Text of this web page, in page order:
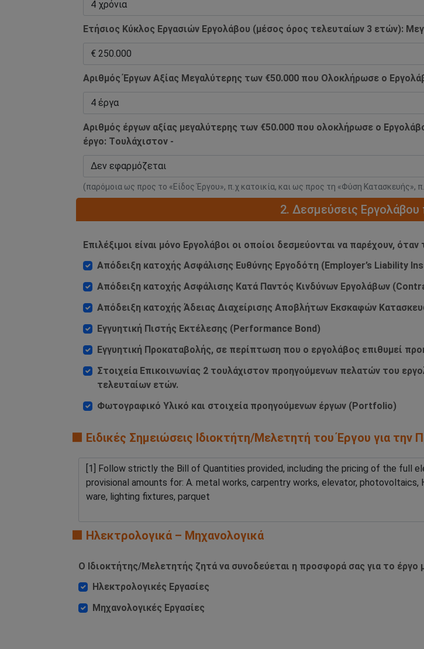
Ετήσιος Κύκλος Εργασιών Εργολάβου (μέσος όρος τελευταίων 3 ετών):
Αριθμός Έργων Αξίας Μεγαλύτερης των €50.000 που Ολοκλήρωσε ο
Αριθμός έργων αξίας μεγαλύτερης των €50.000 που ολοκλήρωσε ο
έργο: Tουλάχιστον -
(παρόμοια ως προς το «Είδος Έργου», π.χ κατοικία, και ως προς τη «Φύση Κατασκευής»,
2. Δεσμεύσεις Εργολάβου
Επιλέξιμοι είναι μόνο Εργολάβοι οι οποίοι δεσμεύονται να παρέχουν,
Απόδειξη κατοχής Ασφάλισης Ευθύνης Εργοδότη (Employer’s Liability
Απόδειξη κατοχής Ασφάλισης Κατά Παντός Κινδύνων Εργολάβων
Απόδειξη κατοχής Άδειας Διαχείρισης Αποβλήτων Εκσκαφών
Εγγυητική Πιστής Εκτέλεσης (Performance Bond)
Εγγυητική Προκαταβολής, σε περίπτωση που ο εργολάβος επιθυμεί
Στοιχεία Επικοινωνίας 2 τουλάχιστον προηγούμενων πελατών του
τελευταίων ετών.
Φωτογραφικό Υλικό και στοιχεία προηγούμενων έργων (Portfolio)
🟧 Ειδικές Σημειώσεις Ιδιοκτήτη/Μελετητή του Έργου για
🟧 Ηλεκτρολογικά – Μηχανολογικά
Ο Ιδιοκτήτης/Μελετητής ζητά να συνοδεύεται η προσφορά σας για το έργο
Ηλεκτρολογικές Εργασίες
Μηχανολογικές Εργασίες